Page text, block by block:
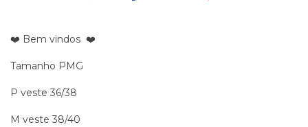
❤️ Bem vindos ❤️
Tamanho PMG
P veste 36/38
M veste 38/40